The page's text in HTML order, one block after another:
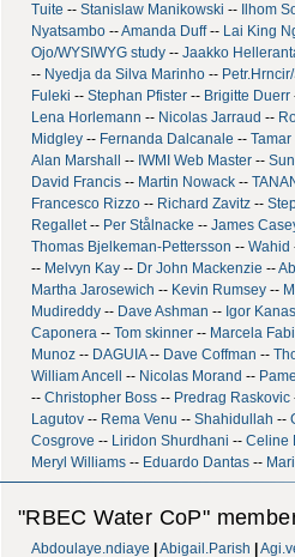
Tuite -- Stanislaw Manikowski -- Ilhom
Nyatsambo--Amanda Duff-- Lai King
Ojo/WYSIWYG study-- Jaakko
-- Nyedja da Silva Marinho--
Fuleki -- Stephan Pfister-- Brigitte Duerr
Lena Horlemann -- Nicolas Jarraud --
Midgley-- Fernanda Dalcanale --
Alan Marshall
-- IWMI Web Master--
David Francis-- Martin Nowack--
Francesco Rizzo-- Richard Zavitz--
Regallet-- Per Stålnacke -- James
Thomas Bjelkeman-Pettersson -- Wahid
-- Melvyn Kay-- Dr John Mackenzie --
Martha Jarosewich -- Kevin Rumsey--
Mudireddy-- Dave Ashman -- Igor
Caponera-- Tom skinner-- Marcela
Munoz-- DAGUIA-- Dave Coffman --
William Ancell
-- Nicolas Morand --
-- Christopher Boss-- Predrag Raskovic
Lagutov-- Rema Venu -- Shahidullah --
Cosgrove -- Liridon Shurdhani -- Celine
Meryl Williams-- Eduardo Dantas--
"RBEC Water CoP"
Abdoulaye.ndiaye |Abigail.Parish |